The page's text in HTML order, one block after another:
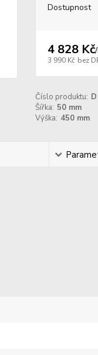
Dostupnost
4 828 Kč/
3 990 Kč bez
Číslo produktu:
Šířka: 50 mm
Výška: 450 mm